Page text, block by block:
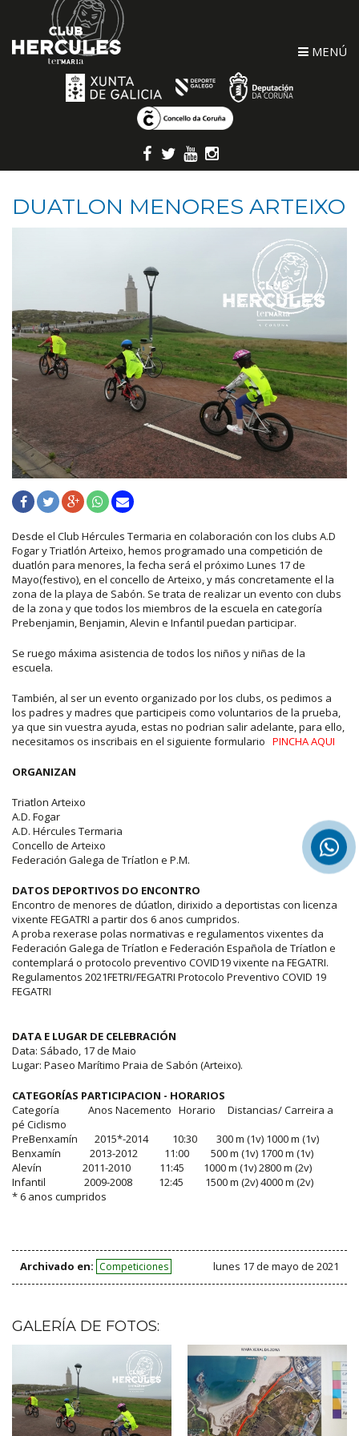
MENÚ
DUATLON MENORES ARTEIXO
Desde el Club Hércules Termaria en colaboración con los clubs A.D
Fogar y Triatlón Arteixo, hemos programado una competición de
duatlón para menores, la fecha será el próximo Lunes 17 de
Mayo(festivo), en el concello de Arteixo, y más concretamente el la
zona de la playa de Sabón. Se trata de realizar un evento con clubs
de la zona y que todos los miembros de la escuela en categoría
Prebenjamin, Benjamin, Alevin e Infantil puedan participar.
Se ruego máxima asistencia de todos los niños y niñas de la
escuela.
También, al ser un evento organizado por los clubs, os pedimos a
los padres y madres que participeis como voluntarios de la prueba,
ya que sin vuestra ayuda, estas no podrian salir adelante, para ello,
necesitamos os inscribais en el siguiente formulario PINCHA AQUI
ORGANIZAN
Triatlon Arteixo
A.D. Fogar
A.D. Hércules Termaria
Concello de Arteixo
Federación Galega de Tríatlon e P.M.
DATOS DEPORTIVOS DO ENCONTRO
Encontro de menores de dúatlon, dirixido a deportistas con licenza
vixente FEGATRI a partir dos 6 anos cumpridos.
A proba rexerase polas normativas e regulamentos vixentes da
Federación Galega de Tríatlon e Federación Española de Tríatlon e
contemplará o protocolo preventivo COVID19 vixente na FEGATRI.
Regulamentos 2021FETRI/FEGATRI Protocolo Preventivo COVID 19
FEGATRI
DATA E LUGAR DE CELEBRACIÓN
Data: Sábado, 17 de Maio
Lugar: Paseo Marítimo Praia de Sabón (Arteixo).
CATEGORÍAS PARTICIPACION - HORARIOS
Categoría Anos Nacemento Horario Distancias/ Carreira a
pé Ciclismo
PreBenxamín 2015*-2014 10:30 300 m (1v) 1000 m (1v)
Benxamín 2013-2012 11:00 500 m (1v) 1700 m (1v)
Alevín 2011-2010 11:45 1000 m (1v) 2800 m (2v)
Infantil 2009-2008 12:45 1500 m (2v) 4000 m (2v)
* 6 anos cumpridos
Archivado en: Competiciones lunes 17 de mayo de 2021
GALERÍA DE FOTOS: